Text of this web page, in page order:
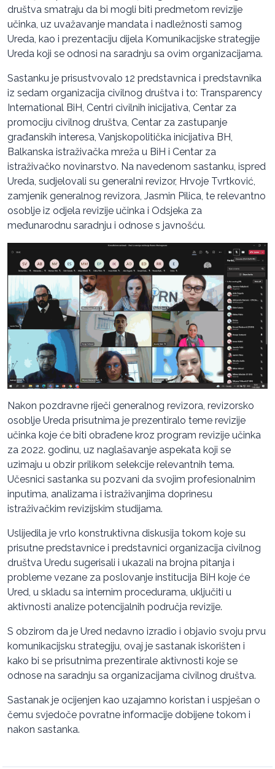
društva smatraju da bi mogli biti predmetom revizije
učinka, uz uvažavanje mandata i nadležnosti samog
Ureda, kao i prezentaciju dijela Komunikacijske strategije
Ureda koji se odnosi na saradnju sa ovim organizacijama.
Sastanku je prisustvovalo 12 predstavnica i predstavnika
iz sedam organizacija civilnog društva i to: Transparency
International BiH, Centri civilnih inicijativa, Centar za
promociju civilnog društva, Centar za zastupanje
građanskih interesa, Vanjskopolitička inicijativa BH,
Balkanska istraživačka mreža u BiH i Centar za
istraživačko novinarstvo. Na navedenom sastanku, ispred
Ureda, sudjelovali su generalni revizor, Hrvoje Tvrtković,
zamjenik generalnog revizora, Jasmin Pilica, te relevantno
osoblje iz odjela revizije učinka i Odsjeka za
međunarodnu saradnju i odnose s javnošću.
Nakon pozdravne riječi generalnog revizora, revizorsko
osoblje Ureda prisutnima je prezentiralo teme revizije
učinka koje će biti obrađene kroz program revizije učinka
za 2022. godinu, uz naglašavanje aspekata koji se
uzimaju u obzir prilikom selekcije relevantnih tema.
Učesnici sastanka su pozvani da svojim profesionalnim
inputima, analizama i istraživanjima doprinesu
istraživačkim revizijskim studijama.
Uslijedila je vrlo konstruktivna diskusija tokom koje su
prisutne predstavnice i predstavnici organizacija civilnog
društva Uredu sugerisali i ukazali na brojna pitanja i
probleme vezane za poslovanje institucija BiH koje će
Ured, u skladu sa internim procedurama, uključiti u
aktivnosti analize potencijalnih područja revizije.
S obzirom da je Ured nedavno izradio i objavio svoju prvu
komunikacijsku strategiju, ovaj je sastanak iskorišten i
kako bi se prisutnima prezentirale aktivnosti koje se
odnose na saradnju sa organizacijama civilnog društva.
Sastanak je ocijenjen kao uzajamno koristan i uspješan o
čemu svjedoče povratne informacije dobijene tokom i
nakon sastanka.